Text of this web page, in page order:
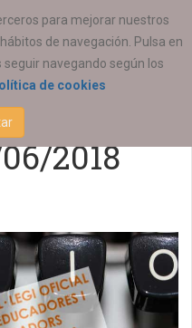
para mejorar nuestros
de navegación. Pulsa en
navegando según los
de cookies
2018